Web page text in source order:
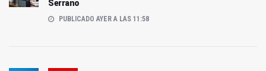
Serrano
PUBLICADO AYER A LAS 11:58